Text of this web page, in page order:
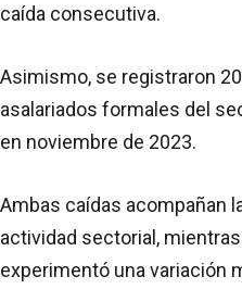
caída consecutiva.
Asimismo, se registraron
asalariados formales del
en noviembre de 2023.
Ambas caídas acompañan
actividad sectorial,
experimentó una variación